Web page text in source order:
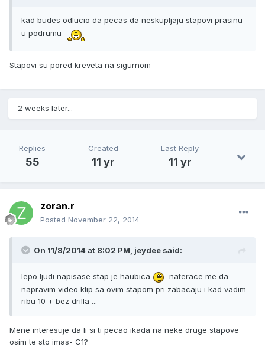
kad budes odlucio da pecas da neskupljaju stapovi prasinu
u podrumu
Stapovi su pored kreveta na sigurnom
2 weeks later...
Replies
55
Created
11 yr
Last Reply
11 yr
zoran.r
Posted November 22, 2014
On 11/8/2014 at 8:02 PM, jeydee said:
lepo ljudi napisase stap je haubica
naterace me da
napravim video klip sa ovim stapom pri zabacaju i kad vadim
ribu 10 + bez drilla ...
Mene interesuje da li si ti pecao ikada na neke druge stapove
osim te sto imas- C1?